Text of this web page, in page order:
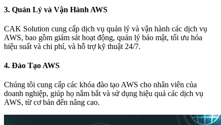
3. Quản Lý và Vận Hành AWS
CAK Solution cung cấp dịch vụ quản lý và vận hành các dịch vụ
AWS, bao gồm giám sát hoạt động, quản lý bảo mật, tối ưu hóa
hiệu suất và chi phí, và hỗ trợ kỹ thuật 24/7.
4. Đào Tạo AWS
Chúng tôi cung cấp các khóa đào tạo AWS cho nhân viên của
doanh nghiệp, giúp họ nắm bắt và sử dụng hiệu quả các dịch vụ
AWS, từ cơ bản đến nâng cao.